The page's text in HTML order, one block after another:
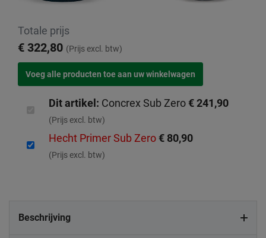
Totale prijs
€ 322,80 (Prijs excl. btw)
Dit artikel: Concrex Sub Zero€ 241,90
(Prijs excl. btw)
Hecht Primer Sub Zero€ 80,90
(Prijs excl. btw)
Beschrijving